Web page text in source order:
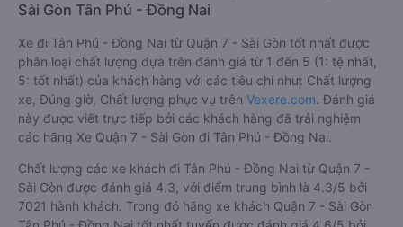
Sài Gòn Tân Phú - Đồng Nai
Xe đi Tân Phú - Đồng Nai từ Quận 7 - Sài Gòn tốt nhất được
phân loại chất lượng dựa trên đánh giá từ 1 đến 5 (1: tệ nhất,
5: tốt nhất) của khách hàng với các tiêu chí như: Chất lượng
xe, Đúng giờ, Chất lượng phục vụ trên Vexere.com. Đánh giá
này được viết trực tiếp bởi các khách hàng đã trải nghiệm
các hãng Xe Quận 7 - Sài Gòn đi Tân Phú - Đồng Nai.
Chất lượng các xe khách đi Tân Phú - Đồng Nai từ Quận 7 -
Sài Gòn được đánh giá 4.3, với điểm trung bình là 4.3/5 bởi
7021 hành khách. Trong đó hãng xe khách Quận 7 - Sài Gòn